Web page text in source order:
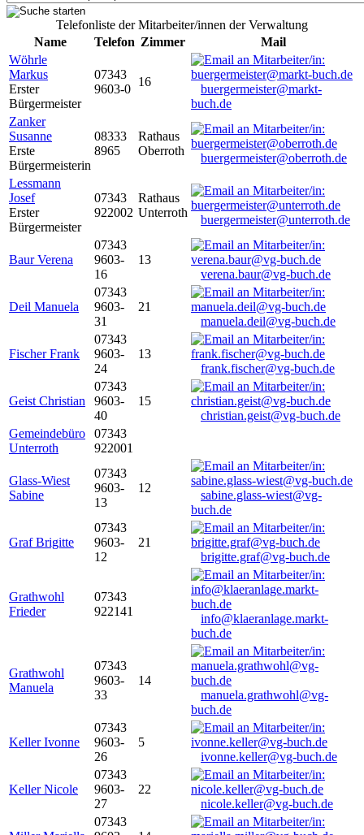
Telefonliste der Mitarbeiter/innen der Verwaltung
Name
Telefon Zimmer
Mail
Wöhrle
Markus
Erster
Bürgermeister
07343
9603-0
16
buergermeister@markt-
buch.de
Zanker
Susanne
Erste
Bürgermeisterin
08333
8965
Rathaus
Oberroth
buergermeister@oberroth.de
Lessmann
Josef
Erster
Bürgermeister
07343
922002
Rathaus
Unterroth
buergermeister@unterroth.de
Baur Verena
07343
9603-
16
13
verena.baur@vg-buch.de
Deil Manuela
07343
9603-
31
21
manuela.deil@vg-buch.de
Fischer Frank
07343
9603-
24
13
frank.fischer@vg-buch.de
Geist Christian
07343
9603-
40
15
christian.geist@vg-buch.de
Gemeindebüro
Unterroth
07343
922001
Glass-Wiest
Sabine
07343
9603-
13
12
sabine.glass-wiest@vg-
buch.de
Graf Brigitte
07343
9603-
12
21
brigitte.graf@vg-buch.de
Grathwohl
Frieder
07343
922141
info@klaeranlage.markt-
buch.de
Grathwohl
Manuela
07343
9603-
33
14
manuela.grathwohl@vg-
buch.de
Keller Ivonne
07343
9603-
26
5
ivonne.keller@vg-buch.de
Keller Nicole
07343
9603-
27
22
nicole.keller@vg-buch.de
07343